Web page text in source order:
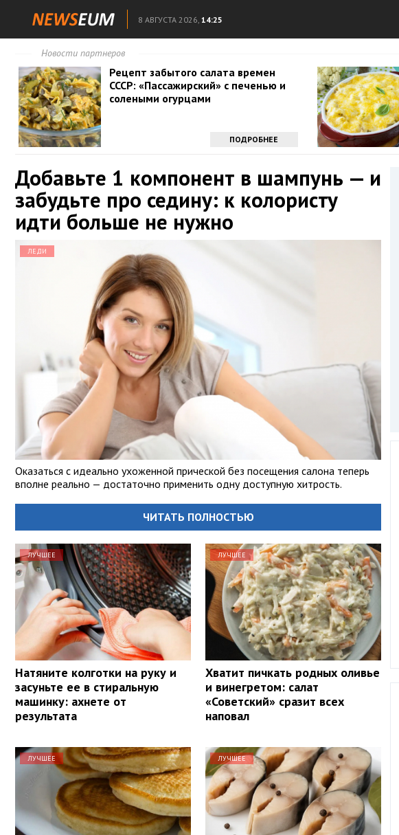
8 АВГУСТА 2026, 14:25
Новости партнеров
Рецепт забытого салата времен
СССР: «Пассажирский» с печенью и
солеными огурцами
ПОДРОБНЕЕ
Добавьте 1 компонент в шампунь — и
забудьте про седину: к колористу
идти больше не нужно
ЛЕДИ
Оказаться с идеально ухоженной прической без посещения салона теперь
вполне реально — достаточно применить одну доступную хитрость.
ЧИТАТЬ ПОЛНОСТЬЮ
ЛУЧШЕЕ
Натяните колготки на руку и
засуньте ее в стиральную
машинку: ахнете от
результата
ЛУЧШЕЕ
Хватит пичкать родных оливье
и винегретом: салат
«Советский» сразит всех
наповал
ЛУЧШЕЕ ЛУЧШЕЕ